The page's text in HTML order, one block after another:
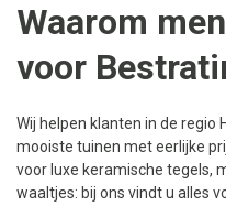
Waarom
voor
Wij helpen klanten in de regio
mooiste tuinen met eerlijke
voor luxe keramische tegels,
waaltjes: bij ons vindt u alles